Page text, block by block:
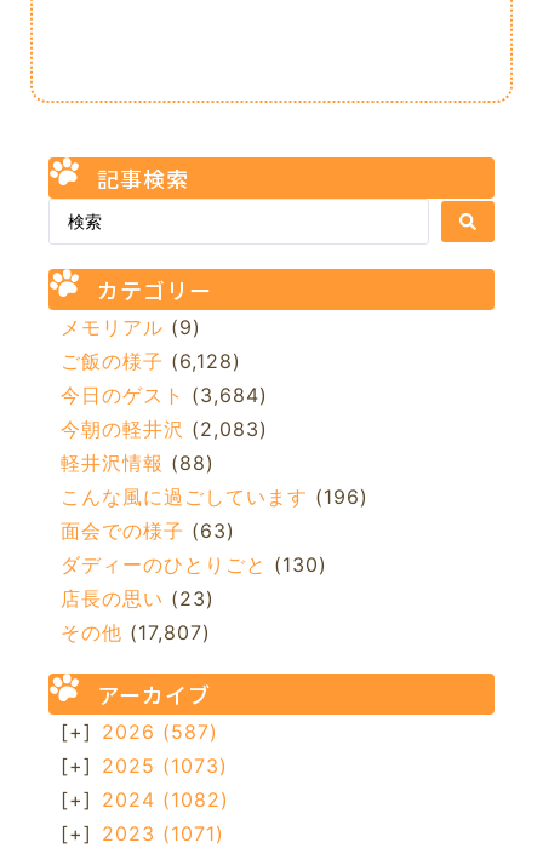
記事検索
カテゴリー
メモリアル (9)
ご飯の様子 (6,128)
今日のゲスト (3,684)
今朝の軽井沢 (2,083)
軽井沢情報 (88)
こんな風に過ごしています (196)
面会での様子 (63)
ダディーのひとりごと (130)
店長の思い (23)
その他 (17,807)
アーカイブ
[+] 2026 (587)
[+] 2025 (1073)
[+] 2024 (1082)
[+] 2023 (1071)